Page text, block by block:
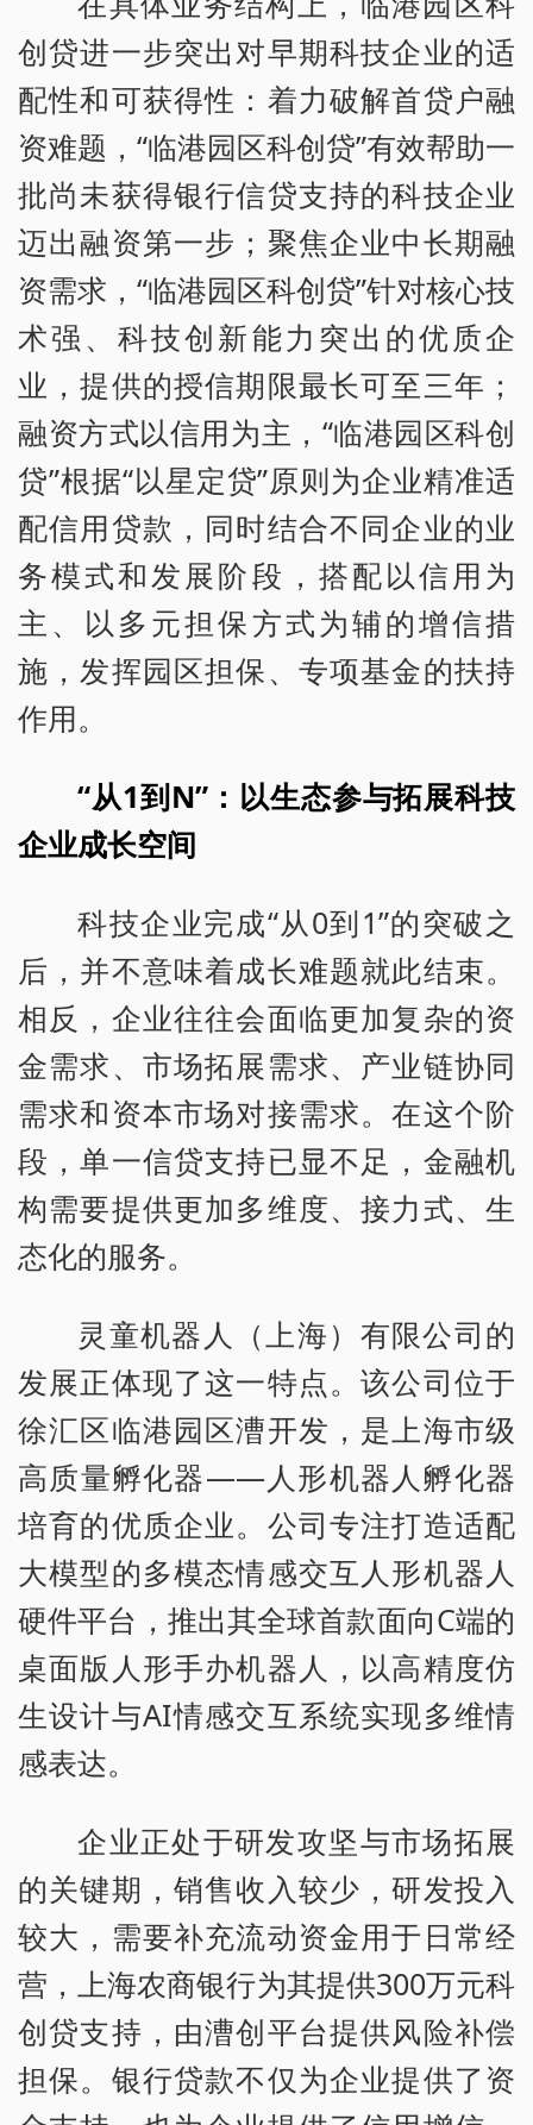
创贷进一步突出对早期科技企业的适
配性和可获得性：着力破解首贷户融
资难题，“临港园区科创贷”有效帮助一
批尚未获得银行信贷支持的科技企业
迈出融资第一步；聚焦企业中长期融
资需求，“临港园区科创贷”针对核心技
术强、科技创新能力突出的优质企
业，提供的授信期限最长可至三年；
融资方式以信用为主，“临港园区科创
贷”根据“以星定贷”原则为企业精准适
配信用贷款，同时结合不同企业的业
务模式和发展阶段，搭配以信用为
主、以多元担保方式为辅的增信措
施，发挥园区担保、专项基金的扶持
作用。
“从1到N”：以生态参与拓展科技
企业成长空间
科技企业完成“从0到1”的突破之
后，并不意味着成长难题就此结束。
相反，企业往往会面临更加复杂的资
金需求、市场拓展需求、产业链协同
需求和资本市场对接需求。在这个阶
段，单一信贷支持已显不足，金融机
构需要提供更加多维度、接力式、生
态化的服务。
灵童机器人（上海）有限公司的
发展正体现了这一特点。该公司位于
徐汇区临港园区漕开发，是上海市级
高质量孵化器——人形机器人孵化器
培育的优质企业。公司专注打造适配
大模型的多模态情感交互人形机器人
硬件平台，推出其全球首款面向C端的
桌面版人形手办机器人，以高精度仿
生设计与AI情感交互系统实现多维情
感表达。
企业正处于研发攻坚与市场拓展
的关键期，销售收入较少，研发投入
较大，需要补充流动资金用于日常经
营，上海农商银行为其提供300万元科
创贷支持，由漕创平台提供风险补偿
担保。银行贷款不仅为企业提供了资